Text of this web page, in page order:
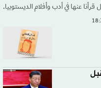
قرأنا عنها في أدب وأفلام الديستوبيا.